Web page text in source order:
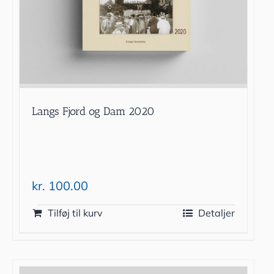
Langs Fjord og Dam 2020
kr. 100.00
Tilføj til kurv Detaljer